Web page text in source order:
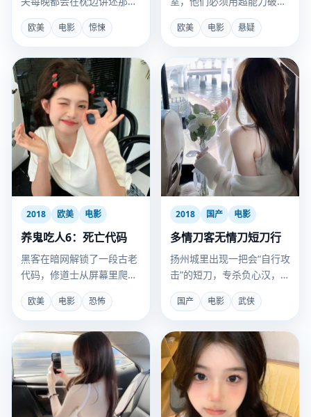
杀死自己前妻的故事。
欧美 电影 惊悚
一宗谋杀案，否则全死。
欧美 电影 悬疑
2018 欧美 电影
养鬼吃人6：死亡代码
黑客在暗网解锁了一段古老
代码，修道士从屏幕里爬进
了现实世界。
欧美 电影 恐怖
2018 国产 电影
多情刀客无情刀短刀行
扬州城里出现一把会“自行攻
击”的短刀，专杀负心汉，而
它的主人是十二年前被灭门
的铸刀世家遗孤。
国产 电影 武侠